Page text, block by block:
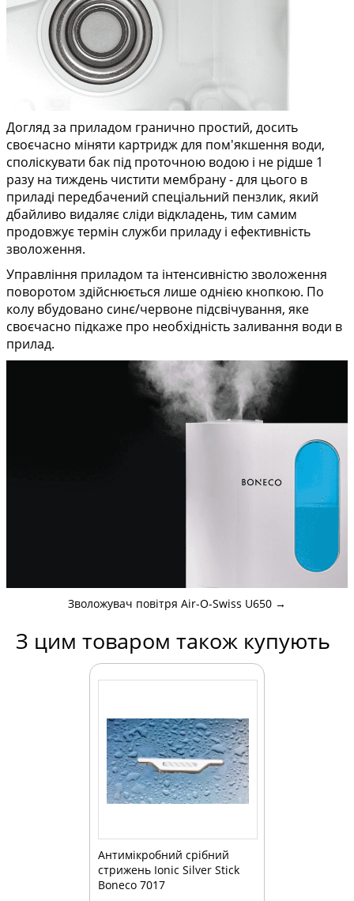
Догляд за приладом гранично простий, досить
своєчасно міняти картридж для пом'якшення води,
споліскувати бак під проточною водою і не рідше 1
разу на тиждень чистити мембрану - для цього в
приладі передбачений спеціальний пензлик, який
дбайливо видаляє сліди відкладень, тим самим
продовжує термін служби приладу і ефективність
зволоження.
Управління приладом та інтенсивністю зволоження
поворотом здійснюється лише однією кнопкою. По
колу вбудовано синє/червоне підсвічування, яке
своєчасно підкаже про необхідність заливання води в
прилад.
Зволожувач повітря Air-O-Swiss U650 →
З цим товаром також купують
Антимікробний срібний
стрижень Ionic Silver Stick
Boneco 7017